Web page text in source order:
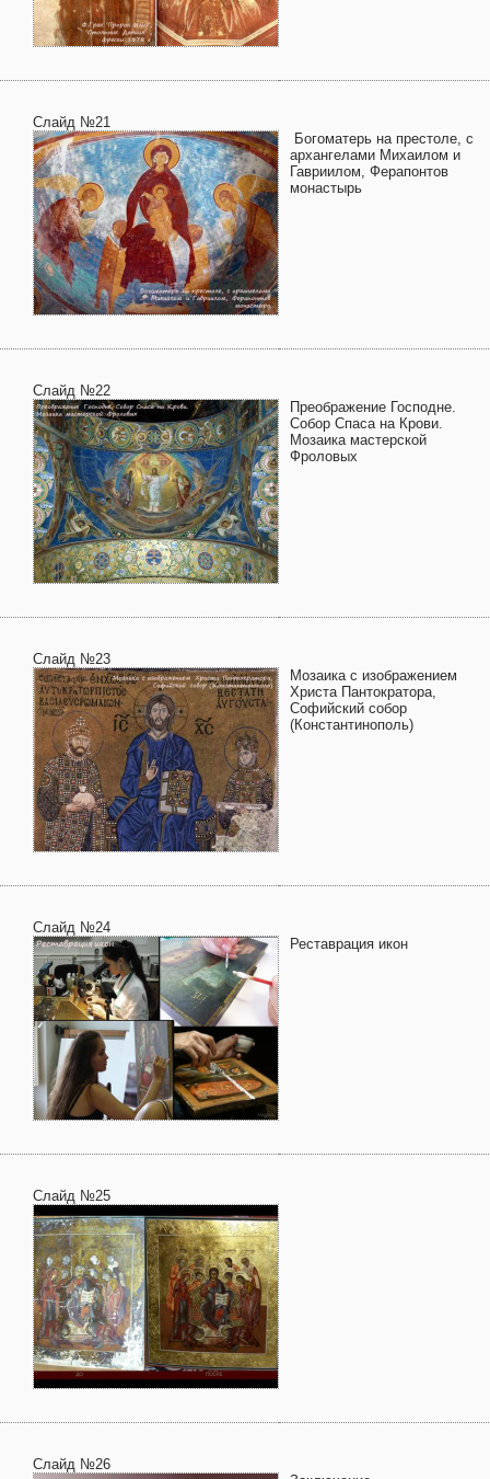
Слайд №21
Богоматерь на престоле, с
архангелами Михаилом и
Гавриилом, Ферапонтов
монастырь
Слайд №22
Преображение Господне.
Собор Спаса на Крови.
Мозаика мастерской
Фроловых
Слайд №23
Мозаика с изображением
Христа Пантократора,
Софийский собор
(Константинополь)
Слайд №24
Реставрация икон
Слайд №25
Слайд №26